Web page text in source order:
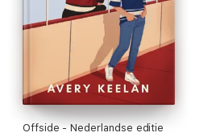
Offside - Nederlandse editie